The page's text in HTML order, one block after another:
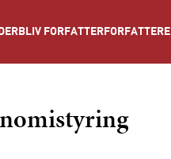
BLIV FORFATTER FORFATTERE